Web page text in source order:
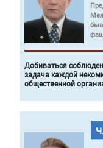
Добиваться
задача каждой
общественной